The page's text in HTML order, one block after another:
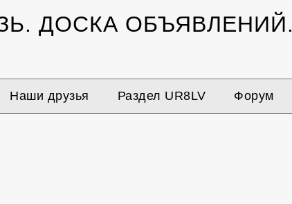
ДОСКА ОБЪЯВЛЕНИЙ.
Наши друзья Раздел UR8LV Форум